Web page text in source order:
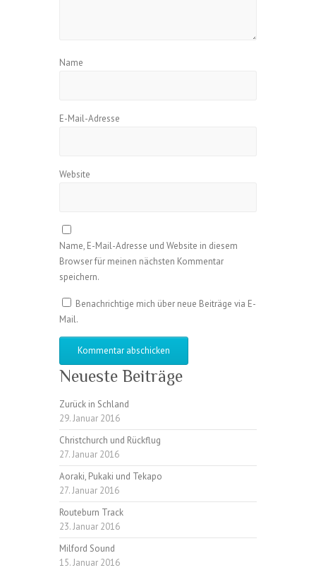
Name
E-Mail-Adresse
Website
Name, E-Mail-Adresse und Website in diesem
Browser für meinen nächsten Kommentar
speichern.
Benachrichtige mich über neue Beiträge via E-
Mail.
Neueste Beiträge
Zurück in Schland
29. Januar 2016
Christchurch und Rückflug
27. Januar 2016
Aoraki, Pukaki und Tekapo
27. Januar 2016
Routeburn Track
23. Januar 2016
Milford Sound
15. Januar 2016